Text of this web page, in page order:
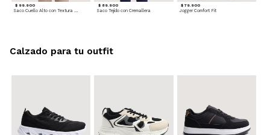
$ 99.900
Saco Cuello Alto con Textura Trenzada
$ 89.900
Saco Tejido con Cremallera
$ 79.900
Jogger Comfort Fit
Calzado para tu outfit